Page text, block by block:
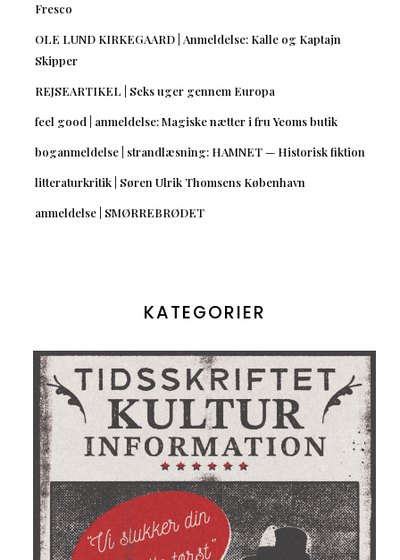
Fresco
OLE LUND KIRKEGAARD | Anmeldelse: Kalle og Kaptajn
Skipper
REJSEARTIKEL | Seks uger gennem Europa
feel good | anmeldelse: Magiske nætter i fru Yeoms butik
boganmeldelse | strandlæsning: HAMNET — Historisk fiktion
litteraturkritik | Søren Ulrik Thomsens København
anmeldelse | SMØRREBRØDET
KATEGORIER